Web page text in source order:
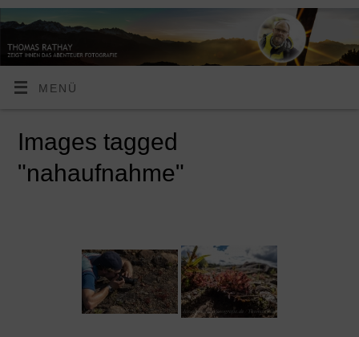
MENÜ
Images tagged
"nahaufnahme"